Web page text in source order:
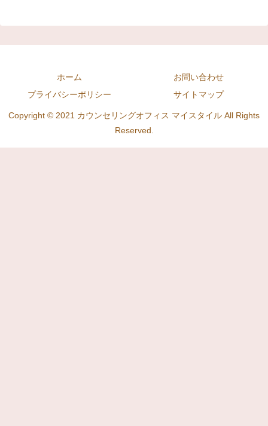
ホーム
お問い合わせ
プライバシーポリシー
サイトマップ
Copyright © 2021 カウンセリングオフィス マイスタイル All Rights
Reserved.